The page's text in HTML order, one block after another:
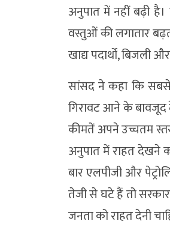
अनुपात में नहीं बढ़ी
वस्तुओं की लगातार
खाद्य पदार्थों,
सांसद ने कहा कि सबसे
गिरावट आने के बावजूद
कीमतें अपने उच्चतम
अनुपात में राहत देखने
बार एलपीजी और
तेजी से घटे हैं तो
जनता को राहत देनी